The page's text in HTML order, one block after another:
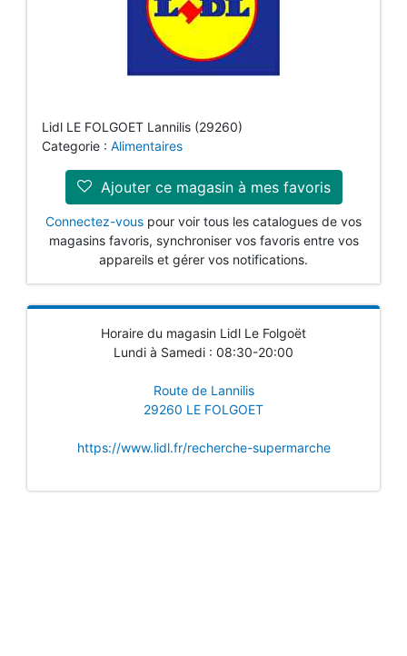
Lidl LE FOLGOET Lannilis (29260)
Categorie : Alimentaires
Ajouter ce magasin à mes favoris
Connectez-vous pour voir tous les catalogues de vos
magasins favoris, synchroniser vos favoris entre vos
appareils et gérer vos notifications.
Horaire du magasin Lidl Le Folgoët
Lundi à Samedi : 08:30-20:00
Route de Lannilis
29260 LE FOLGOET
https://www.lidl.fr/recherche-supermarche